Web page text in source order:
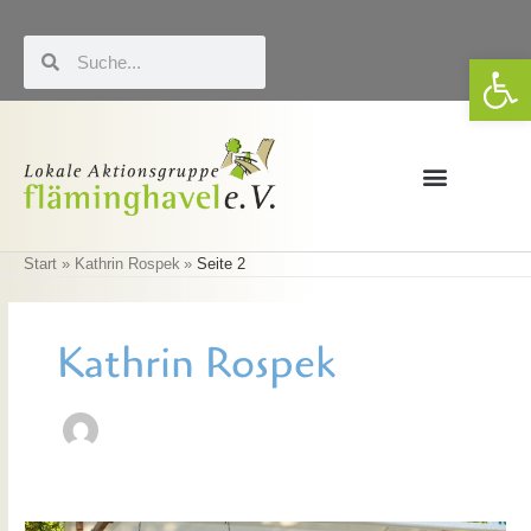
Inhalt
springen
Start Kathrin Rospek Seite 2
Kathrin Rospek